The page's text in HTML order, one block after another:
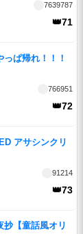
7639787
👑71
ぱ帰れ！！！
766951
👑72
アサシンクリ
91214
👑73
抄【童話風オリ